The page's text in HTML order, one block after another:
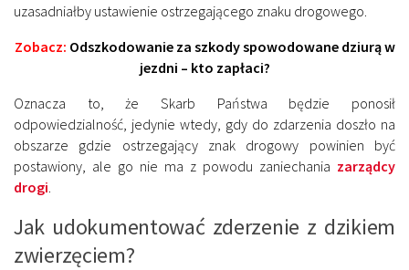
uzasadniałby ustawienie ostrzegającego znaku drogowego.
Zobacz: Odszkodowanie za szkody spowodowane dziurą w
jezdni – kto zapłaci?
Oznacza to, że Skarb Państwa będzie ponosił
odpowiedzialność, jedynie wtedy, gdy do zdarzenia doszło na
obszarze gdzie ostrzegający znak drogowy powinien być
postawiony, ale go nie ma z powodu zaniechania zarządcy
drogi
Jak udokumentować zderzenie z dzikiem
zwierzęciem?